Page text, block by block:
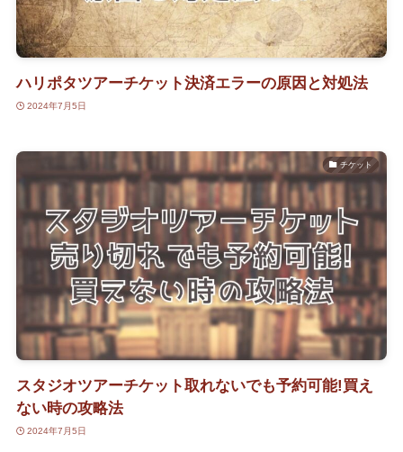
ハリポタツアーチケット決済エラーの原因と対処法
2024年7月5日
チケット
スタジオツアーチケット取れないでも予約可能!買え
ない時の攻略法
2024年7月5日